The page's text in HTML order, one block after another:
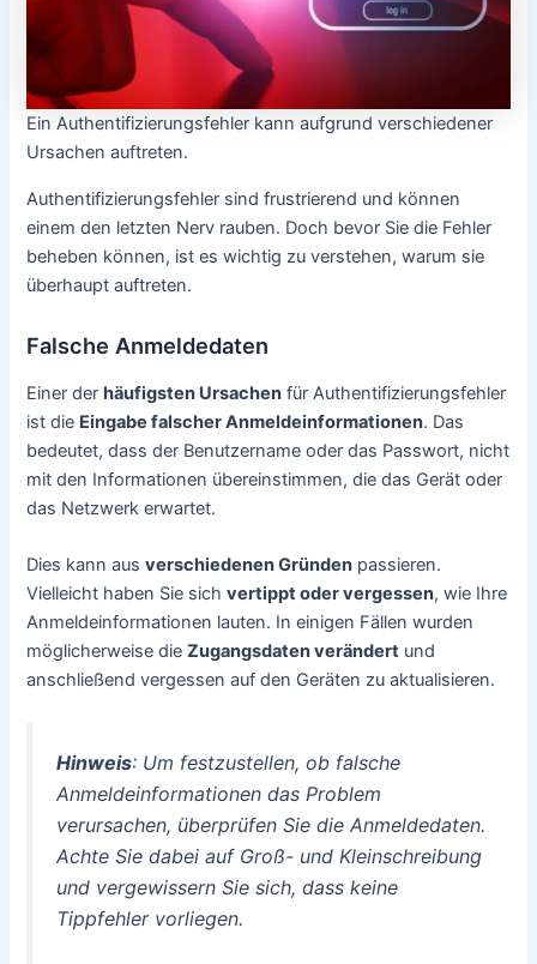
Ein Authentifizierungsfehler kann aufgrund verschiedener
Ursachen auftreten.
Authentifizierungsfehler sind frustrierend und können
einem den letzten Nerv rauben. Doch bevor Sie die Fehler
beheben können, ist es wichtig zu verstehen, warum sie
überhaupt auftreten.
Falsche Anmeldedaten
Einer derhäufigsten Ursachen für Authentifizierungsfehler
ist die Eingabe falscher Anmeldeinformationen. Das
bedeutet, dass der Benutzername oder das Passwort, nicht
mit den Informationen übereinstimmen, die das Gerät oder
das Netzwerk erwartet.
Dies kann ausverschiedenen Gründen passieren.
Vielleicht haben Sie sichvertippt oder vergessen, wie Ihre
Anmeldeinformationen lauten. In einigen Fällen wurden
möglicherweise dieZugangsdaten verändert und
anschließend vergessen auf den Geräten zu aktualisieren.
Hinweis: Um festzustellen, ob falsche
Anmeldeinformationen das Problem
verursachen, überprüfen Sie die Anmeldedaten.
Achte Sie dabei auf Groß- und Kleinschreibung
und vergewissern Sie sich, dass keine
Tippfehler vorliegen.